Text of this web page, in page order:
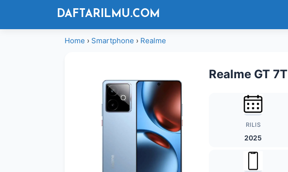
DAFTARILMU.COM
Home › Smartphone › Realme
Realme GT 7T
RILIS
2025